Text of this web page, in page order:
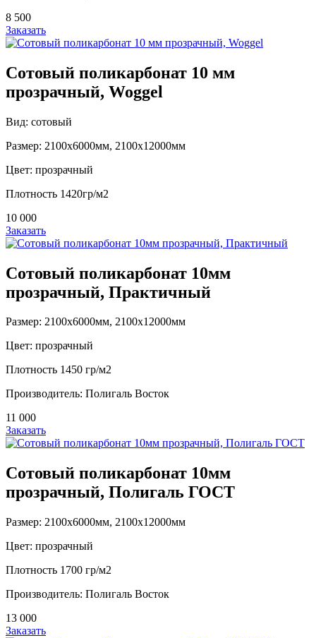
8 500
Заказать
Сотовый поликарбонат 10 мм
прозрачный, Woggel
Вид: сотовый
Размер: 2100х6000мм, 2100х12000мм
Цвет: прозрачный
Плотность 1420гр/м2
10 000
Заказать
Сотовый поликарбонат 10мм
прозрачный, Практичный
Размер: 2100х6000мм, 2100х12000мм
Цвет: прозрачный
Плотность 1450 гр/м2
Производитель: Полигаль Восток
11 000
Заказать
Сотовый поликарбонат 10мм
прозрачный, Полигаль ГОСТ
Размер: 2100х6000мм, 2100х12000мм
Цвет: прозрачный
Плотность 1700 гр/м2
Производитель: Полигаль Восток
13 000
Заказать